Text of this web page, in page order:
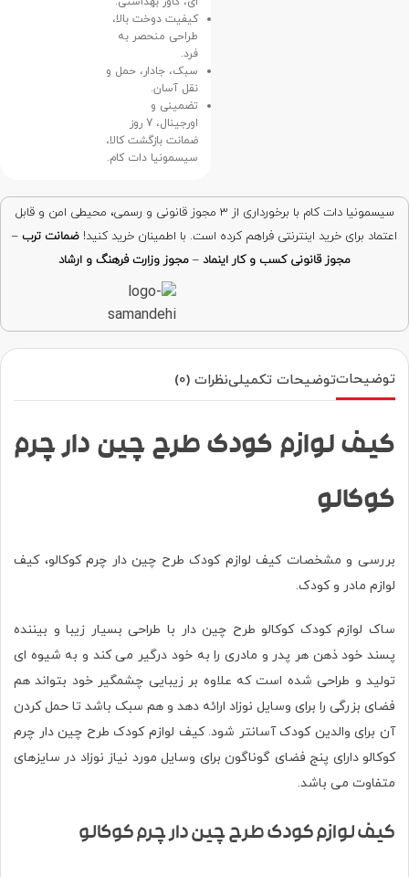
کیفیت دوخت بالا،
طراحی منحصر به
فرد.
سبک، جادار، حمل و
نقل آسان.
تضمینی و
اورجينال، 7 روز
ضمانت بازگشت کالا،
سیسمونیا دات کام.
سیسمونیا دات کام با برخورداری از ۳ مجوز قانونی و رسمی، محیطی امن و قابل
اعتماد برای خرید اینترنتی فراهم کرده است. با اطمینان خرید کنید! ضمانت ترب –
مجوز قانونی کسب و کار اینماد – مجوز وزارت فرهنگ و ارشاد
توضیحاتتوضیحات تکمیلینظرات (0)
کیف لوازم کودک طرح چین دار چرم
کوکالو
بررسی و مشخصات کیف لوازم کودک طرح چین دار چرم کوکالو، کیف
لوازم مادر و کودک.
ساک لوازم کودککوکالوطرح چین دار با طراحی بسیار زیبا و بیننده
پسند خود ذهن هر پدر و مادری را به خود درگیر می کند و به شیوه ای
تولید و طراحی شده است که علاوه بر زیبایی چشمگیر خود بتواند هم
فضای بزرگی را برای وسایل نوزاد ارائه دهد و هم سبک باشد تا حمل کردن
آن برای والدین کودک آسانتر شود. کیف لوازم کودک طرح چین دار چرم
کوکالو دارای پنج فضای گوناگون برای وسایل مورد نیاز نوزاد در سایزهای
متفاوت می باشد.
کیف لوازم کودک طرح چین دار چرم کوکالو